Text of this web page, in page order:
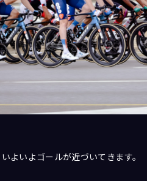
よいよゴールが近づいてきます。